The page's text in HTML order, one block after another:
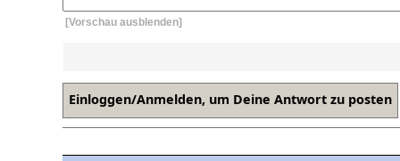
[Vorschau ausblenden]